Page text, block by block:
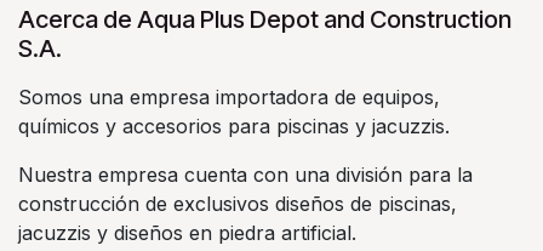
Acerca de Aqua Plus Depot and Construction
S.A.
Somos una empresa importadora de equipos,
químicos y accesorios para piscinas y jacuzzis.
Nuestra empresa cuenta con una división para la
construcción de exclusivos diseños de piscinas,
jacuzzis y diseños en piedra artificial.